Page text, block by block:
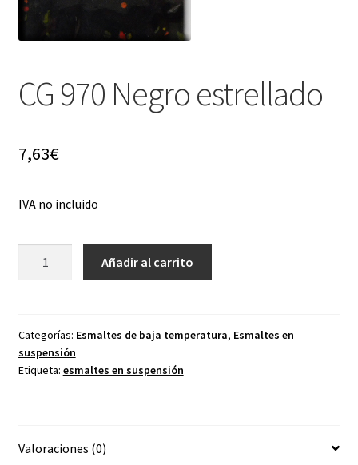
CG 970 Negro estrellado
7,63€
IVA no incluido
cantidad
Añadir al carrito
Categorías: Esmaltes de baja temperatura, Esmaltes en
suspensión
Etiqueta: esmaltes en suspensión
Valoraciones (0)